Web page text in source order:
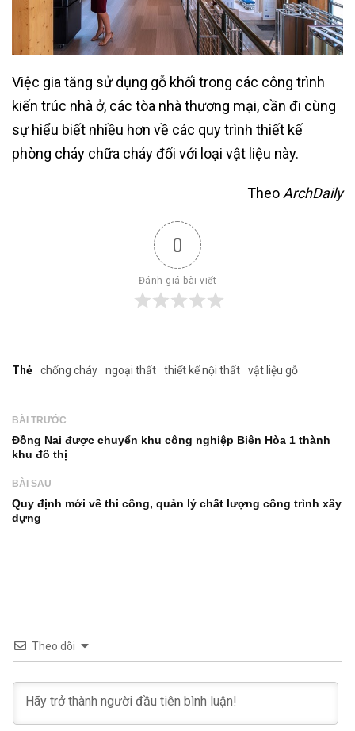
Việc gia tăng sử dụng gỗ khối trong các công trình
kiến trúc nhà ở, các tòa nhà thương mại, cần đi cùng
sự hiểu biết nhiều hơn về các quy trình thiết kế
phòng cháy chữa cháy đối với loại vật liệu này.
TheoArchDaily
0
Đánh giá bài viết
Thẻ chống cháy ngoại thất thiết kế nội thất vật liệu gỗ
BÀI TRƯỚC
Đồng Nai được chuyển khu công nghiệp Biên Hòa 1 thành
khu đô thị
BÀI SAU
Quy định mới về thi công, quản lý chất lượng công trình xây
dựng
Theo dõi